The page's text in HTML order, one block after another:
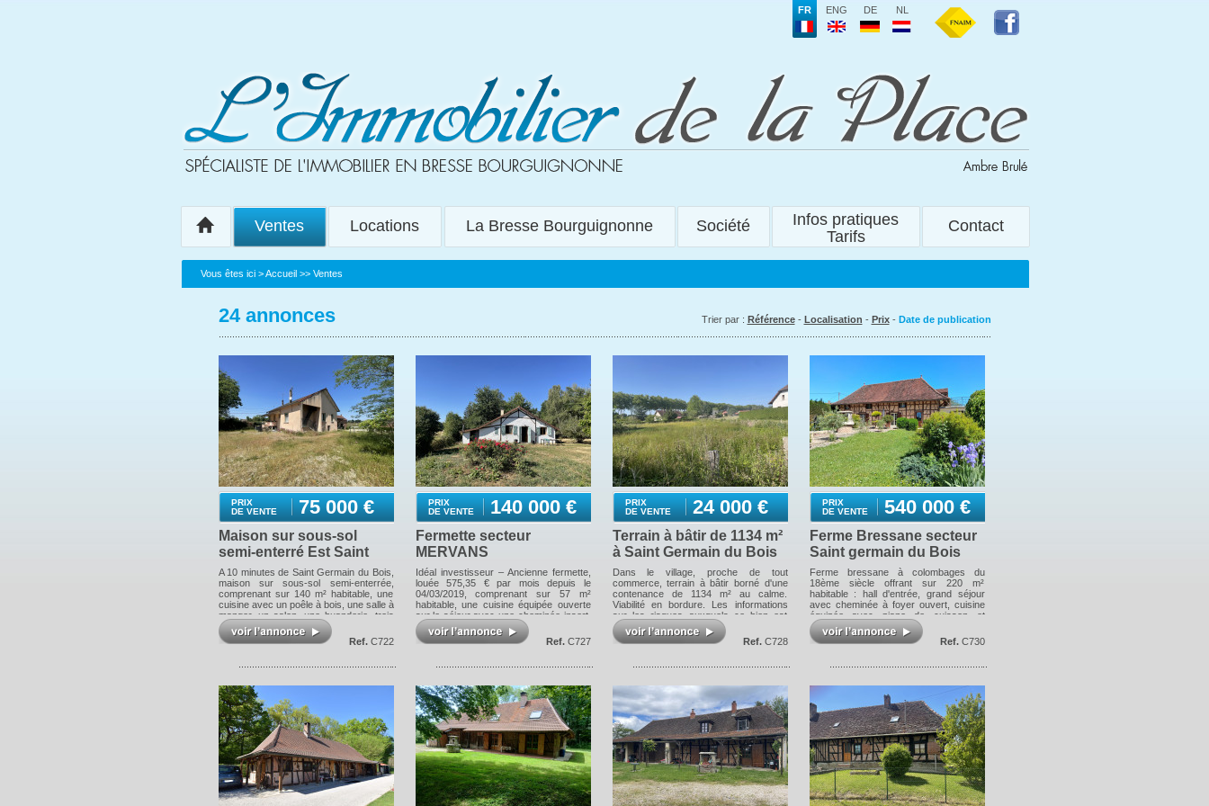
FR ENG DE NL
Ventes Locations La Bresse Bourguignonne Société
Infos pratiques
Tarifs
Contact
Vous êtes ici >Accueil>> Ventes
24 annonces Trier par : Référence- Localisation - Prix- Date de publication
PRIX
DE VENTE
75 000 €
Maison sur sous-sol
semi-enterré Est Saint
Germain du Bois
A 10 minutes de Saint Germain du Bois,
maison sur sous-sol semi-enterrée,
comprenant sur 140 m² habitable, une
cuisine avec un poêle à bois, une salle à
manger, un salon, une buanderie, trois
chambres, une salle de bain et un WC ;
un grenier entièrement aménageable et
un sous-sol sur toute la surface de la
tout sur un terrain de 956 m² dont une
propriétaire des hangars voisins. Les
informations sur les risques auxquels
ce bien est exposé sont disponibles sur
le site Géorisques :
www.georisques.gouv.fr
Ref.C722
PRIX
DE VENTE
140 000 €
Fermette secteur
MERVANS
Idéal investisseur – Ancienne fermette,
louée 575,35 € par mois depuis le
04/03/2019, comprenant sur 57 m²
habitable, une cuisine équipée ouverte
sur le séjour avec une cheminée-insert,
une chambre, une salle de bains avec
WC ; à l'étage : une chambre ; une
remise attenante et un chalet à usage
arboré sur 2 443 m² de terrain avec une
auxquels ce bien est exposé sont
disponibles sur le site Géorisques :
www.georisques.gouv.fr
Ref.C727
PRIX
DE VENTE
24 000 €
Terrain à bâtir de 1134 m²
à Saint Germain du Bois
Dans le village, proche de tout
commerce, terrain à bâtir borné d'une
contenance de 1134 m² au calme.
Viabilité en bordure. Les informations
sur les risques auxquels ce bien est
exposé sont disponibles sur le site
Géorisques : www.georisques.gouv.fr
Ref.C728
PRIX
DE VENTE
540 000 €
Ferme Bressane secteur
Saint germain du Bois
Ferme bressane à colombages du
18ème siècle offrant sur 220 m²
habitable : hall d'entrée, grand séjour
avec cheminée à foyer ouvert, cuisine
équipée avec piano de cuisson et
cuisinière « GODIN » donnant sur
terrasse avec four à pain, salle
d'eau/wc, buanderie, à l'étage : une
ouvrant sur terrasse, deux dressings,
escalier desservant deux chambres, un
bureau et une salle de bains/wc ;
chauffage central fuel. Le tout sur
1ha36a67ca de terrain entièrement clos
avec portail électrique, piscine 6x10
avec rideau solaire et plage en travertin,
diverses dépendances à usage de local
technique, rangements et atelier, jardin
avec serre, mare, puits, terrain de
pétanque. Situation calme sans
nuisance ni vis à vis. Les informations
Ref.C730